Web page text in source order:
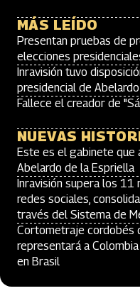
MÁS LEÍDO
Presentan pruebas de
elecciones
Inravisión tuvo
presidencial de
Fallece el creador de
NUEVAS
Este es el gabinete que
Abelardo de la Espriella
Inravisión supera los
redes sociales,
través del Sistema de
Cortometraje cordobés
representará a
en Brasil